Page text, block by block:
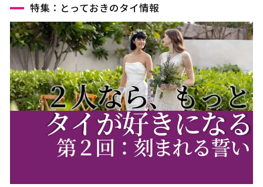
特集：とっておきのタイ情報